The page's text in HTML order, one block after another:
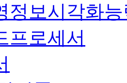
정보시각화
프로세서